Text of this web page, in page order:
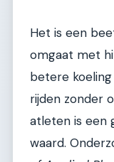
Het is een
omgaat met
betere
rijden zonder
atleten is een
waard.